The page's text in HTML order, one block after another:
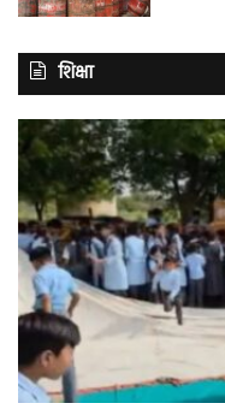
शिक्षा